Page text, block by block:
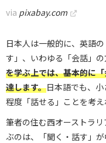
via pixabay.com
日本人は一般的に、英語
す」、いわゆる「会話」の
を学ぶ上では、基本的に
達します。日本語でも、
程度「話せる」ことを考
筆者の住む西オーストラ
ぶのは、「聞く・話す」